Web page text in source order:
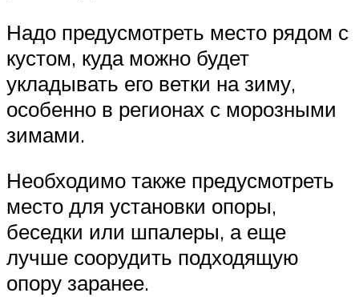
Надо предусмотреть место рядом с
кустом, куда можно будет
укладывать его ветки на зиму,
особенно в регионах с морозными
зимами.
Необходимо также предусмотреть
место для установки опоры,
беседки или шпалеры, а еще
лучше соорудить подходящую
опору заранее.